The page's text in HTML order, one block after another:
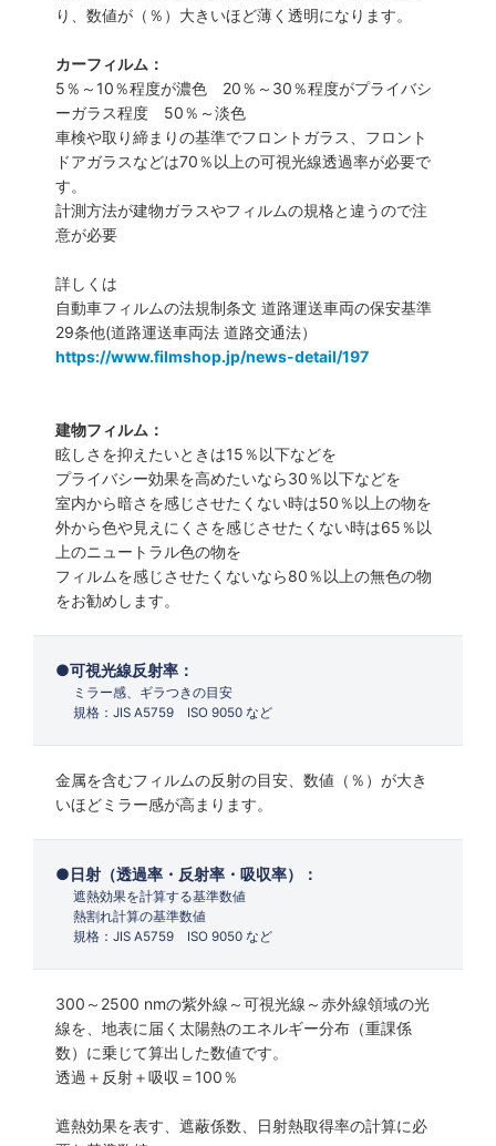
り、数値が（％）大きいほど薄く透明になります。
カーフィルム：
5％～10％程度が濃色 20％～30％程度がプライバシ
ーガラス程度 50％～淡色
車検や取り締まりの基準でフロントガラス、フロント
ドアガラスなどは70％以上の可視光線透過率が必要で
す。
計測方法が建物ガラスやフィルムの規格と違うので注
意が必要
詳しくは
自動車フィルムの法規制条文 道路運送車両の保安基準
29条他(道路運送車両法 道路交通法）
https://www.filmshop.jp/news-detail/197
建物フィルム：
眩しさを抑えたいときは15％以下などを
プライバシー効果を高めたいなら30％以下などを
室内から暗さを感じさせたくない時は50％以上の物を
外から色や見えにくさを感じさせたくない時は65％以
上のニュートラル色の物を
フィルムを感じさせたくないなら80％以上の無色の物
をお勧めします。
可視光線反射率：
ミラー感、ギラつきの目安
規格：JIS A5759 ISO 9050 など
金属を含むフィルムの反射の目安、数値（％）が大き
いほどミラー感が高まります。
日射（透過率・反射率・吸収率）：
遮熱効果を計算する基準数値
熱割れ計算の基準数値
規格：JIS A5759 ISO 9050 など
300～2500 nmの紫外線～可視光線～赤外線領域の光
線を、地表に届く太陽熱のエネルギー分布（重課係
数）に乗じて算出した数値です。
透過＋反射＋吸収＝100％
遮熱効果を表す、遮蔽係数、日射熱取得率の計算に必